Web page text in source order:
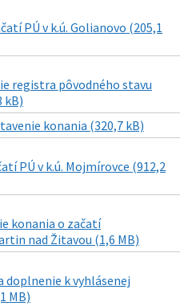
PÚ v k.ú. Golianovo (205,1
registra pôvodného stavu
kB)
konania (320,7 kB)
PÚ v k.ú. Mojmírovce (912,2
konania o začatí
nad Žitavou (1,6 MB)
doplnenie k vyhlásenej
MB)